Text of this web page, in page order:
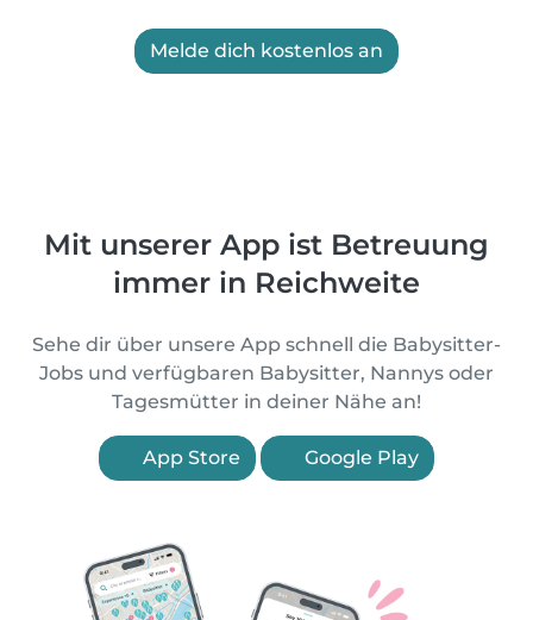
Melde dich kostenlos an
Mit unserer App ist Betreuung
immer in Reichweite
Sehe dir über unsere App schnell die Babysitter-
Jobs und verfügbaren Babysitter, Nannys oder
Tagesmütter in deiner Nähe an!
App Store Google Play